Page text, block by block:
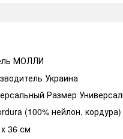
МОЛЛИ
Украина
Размер
(100% нейлон, кордура)
36 см